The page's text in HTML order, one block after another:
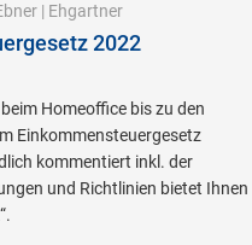
| Ehgartner
2022
Homeoffice bis zu den
Einkommensteuergesetz
kommentiert inkl. der
und Richtlinien bietet Ihnen